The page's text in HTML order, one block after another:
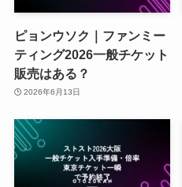
ピョンウソク｜ファンミー
ティング2026一般チケット
販売はある？
2026年6月13日